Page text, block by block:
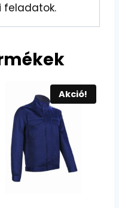
feladatok.
Akció!